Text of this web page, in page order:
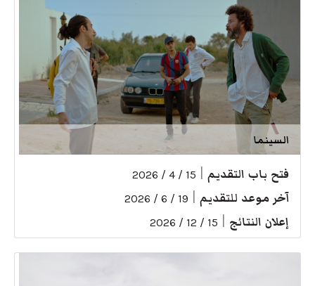
السينما
فتح باب التقديم 15 / 4 / 2026
آخر موعد للتقديم 19 / 6 / 2026
إعلان النتائج 15 / 12 / 2026